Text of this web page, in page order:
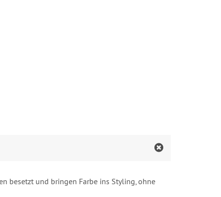
besetzt und bringen Farbe ins Styling, ohne